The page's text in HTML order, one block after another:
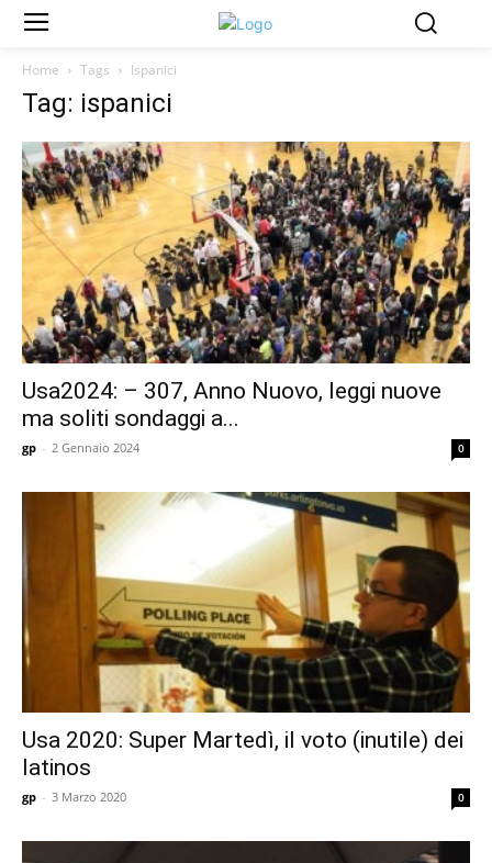
Home Tags Ispanici
Tag: ispanici
Usa2024: – 307, Anno Nuovo, leggi nuove
ma soliti sondaggi a...
gp - 2 Gennaio 2024 0
Usa 2020: Super Martedì, il voto (inutile) dei
latinos
gp - 3 Marzo 2020 0